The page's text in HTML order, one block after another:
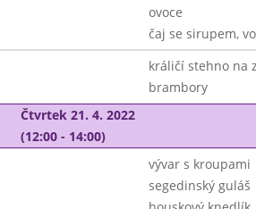
ovoce
čaj se sirupem,
králičí stehno na
brambory
Čtvrtek 21. 4. 2022
(12:00 - 14:00)
vývar s kroupami
segedinský guláš